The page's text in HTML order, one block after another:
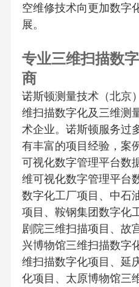
空维修技术向更加数字
展。
专业三维扫描数
商
诺斯顿测量技术（北京
维扫描数字化及三维测
术企业。诺斯顿服务过
有丰富的项目经验，案
可视化数字管理平台数
维可视化数字管理平台
数字化工厂项目、中石
项目、鞍钢集团数字化
剧院三维扫描项目、故
兴博物馆三维扫描数字
维扫描数字化项目、延
化项目、太原博物馆三